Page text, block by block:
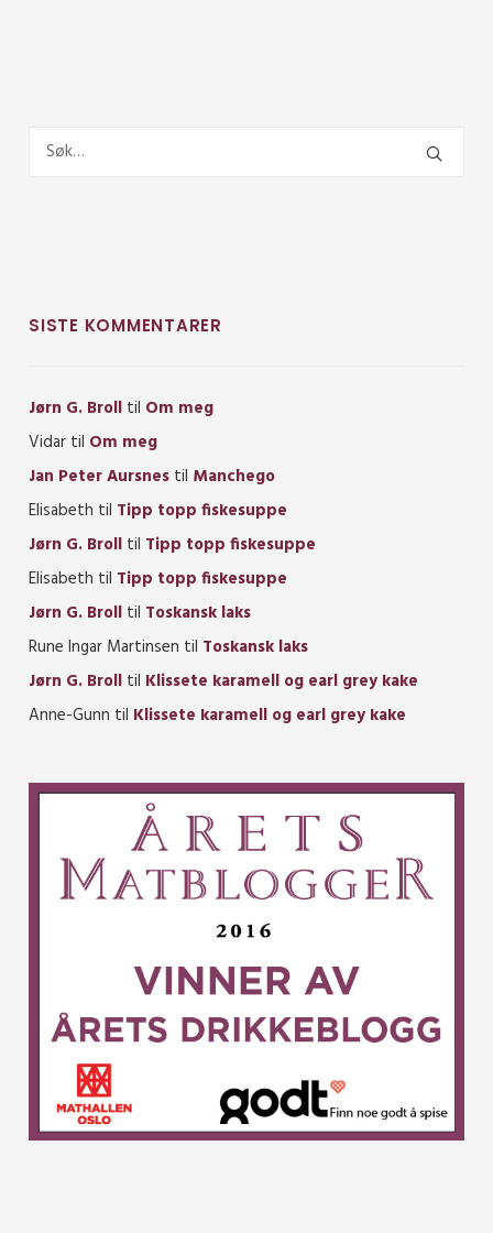
SISTE KOMMENTARER
Jørn G. Broll til Om meg
Vidar til Om meg
Jan Peter Aursnes til Manchego
Elisabeth til Tipp topp fiskesuppe
Jørn G. Broll til Tipp topp fiskesuppe
Elisabeth til Tipp topp fiskesuppe
Jørn G. Broll til Toskansk laks
Rune Ingar Martinsen til Toskansk laks
Jørn G. Broll til Klissete karamell og earl grey kake
Anne-Gunn til Klissete karamell og earl grey kake